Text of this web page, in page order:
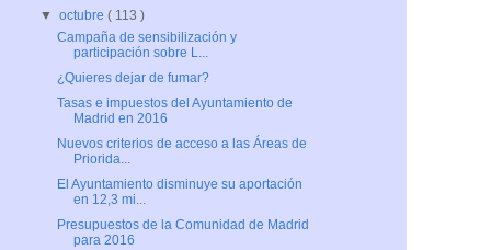
▼octubre( 113 )
Campaña de sensibilización y
participación sobre L...
¿Quieres dejar de fumar?
Tasas e impuestos del Ayuntamiento de
Madrid en 2016
Nuevos criterios de acceso a las Áreas de
Priorida...
El Ayuntamiento disminuye su aportación
en 12,3 mi...
Presupuestos de la Comunidad de Madrid
para 2016